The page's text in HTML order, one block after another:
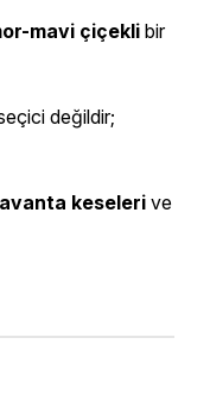
mavi çiçekli bir
değildir;
keselerive